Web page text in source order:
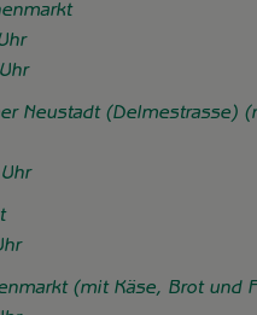
Neustadt (Delmestrasse)
(mit Käse, Brot und